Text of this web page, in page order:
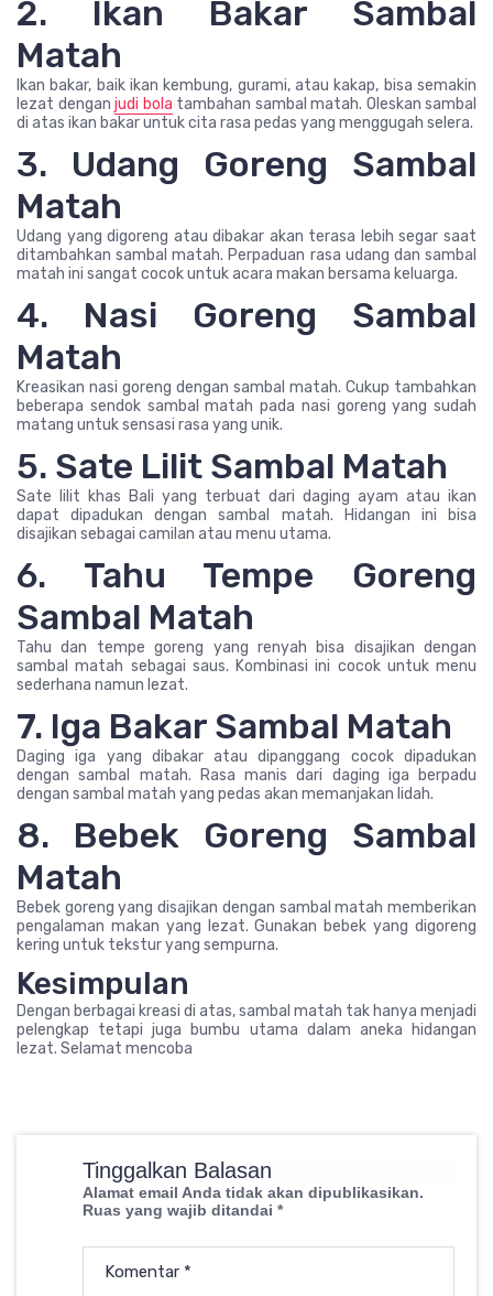
2. Ikan Bakar Sambal
Matah
Ikan bakar, baik ikan kembung, gurami, atau kakap, bisa semakin
lezat dengan judi bola tambahan sambal matah. Oleskan sambal
di atas ikan bakar untuk cita rasa pedas yang menggugah selera.
3. Udang Goreng Sambal
Matah
Udang yang digoreng atau dibakar akan terasa lebih segar saat
ditambahkan sambal matah. Perpaduan rasa udang dan sambal
matah ini sangat cocok untuk acara makan bersama keluarga.
4. Nasi Goreng Sambal
Matah
Kreasikan nasi goreng dengan sambal matah. Cukup tambahkan
beberapa sendok sambal matah pada nasi goreng yang sudah
matang untuk sensasi rasa yang unik.
5. Sate Lilit Sambal Matah
Sate lilit khas Bali yang terbuat dari daging ayam atau ikan
dapat dipadukan dengan sambal matah. Hidangan ini bisa
disajikan sebagai camilan atau menu utama.
6. Tahu Tempe Goreng
Sambal Matah
Tahu dan tempe goreng yang renyah bisa disajikan dengan
sambal matah sebagai saus. Kombinasi ini cocok untuk menu
sederhana namun lezat.
7. Iga Bakar Sambal Matah
Daging iga yang dibakar atau dipanggang cocok dipadukan
dengan sambal matah. Rasa manis dari daging iga berpadu
dengan sambal matah yang pedas akan memanjakan lidah.
8. Bebek Goreng Sambal
Matah
Bebek goreng yang disajikan dengan sambal matah memberikan
pengalaman makan yang lezat. Gunakan bebek yang digoreng
kering untuk tekstur yang sempurna.
Kesimpulan
Dengan berbagai kreasi di atas, sambal matah tak hanya menjadi
pelengkap tetapi juga bumbu utama dalam aneka hidangan
lezat. Selamat mencoba
Tinggalkan Balasan
Alamat email Anda tidak akan dipublikasikan.
Ruas yang wajib ditandai *
Komentar *